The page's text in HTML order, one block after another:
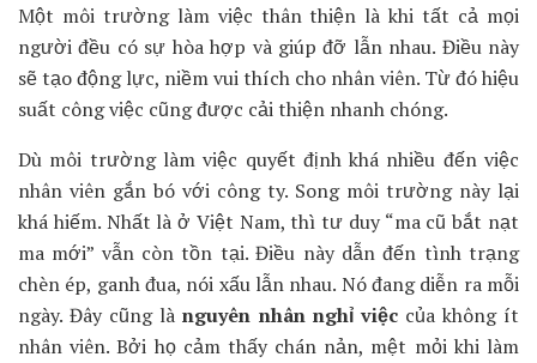
Một môi trường làm việc thân thiện là khi tất cả mọi
người đều có sự hòa hợp và giúp đỡ lẫn nhau. Điều này
sẽ tạo động lực, niềm vui thích cho nhân viên. Từ đó hiệu
suất công việc cũng được cải thiện nhanh chóng.
Dù môi trường làm việc quyết định khá nhiều đến việc
nhân viên gắn bó với công ty. Song môi trường này lại
khá hiếm. Nhất là ở Việt Nam, thì tư duy “ma cũ bắt nạt
ma mới” vẫn còn tồn tại. Điều này dẫn đến tình trạng
chèn ép, ganh đua, nói xấu lẫn nhau. Nó đang diễn ra mỗi
ngày. Đây cũng lànguyên nhân nghỉ việccủa không ít
nhân viên. Bởi họ cảm thấy chán nản, mệt mỏi khi làm